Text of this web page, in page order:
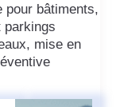
pour bâtiments,
parkings
mise en